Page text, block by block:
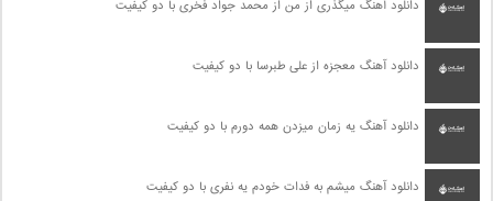
دانلود آهنگ میگذری از من از محمد جواد فخری با دو کیفیت
دانلود آهنگ معجزه از علی طبرسا با دو کیفیت
دانلود آهنگ یه زمان میزدن همه دورم با دو کیفیت
دانلود آهنگ میشم به فدات خودم یه نفری با دو کیفیت